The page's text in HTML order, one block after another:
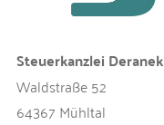
Steuerkanzlei Deranek
Waldstraße 52
64367 Mühltal